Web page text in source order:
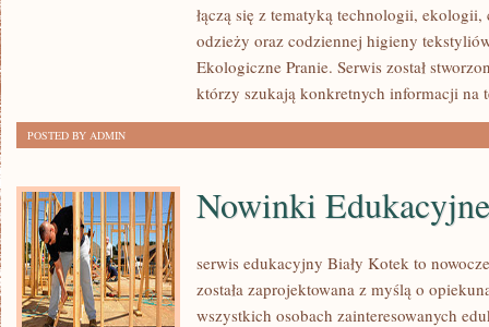
łączą się z tematyką technologii,
odzieży oraz codziennej higieny
Ekologiczne Pranie. Serwis został
którzy szukają konkretnych informacji na
POSTED BY ADMIN
Nowinki Edukacyjne
serwis edukacyjny Biały Kotek to
została zaprojektowana z myślą o
wszystkich osobach zainteresowanych